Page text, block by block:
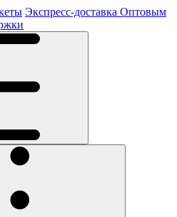
Экспресс-доставка Оптовым